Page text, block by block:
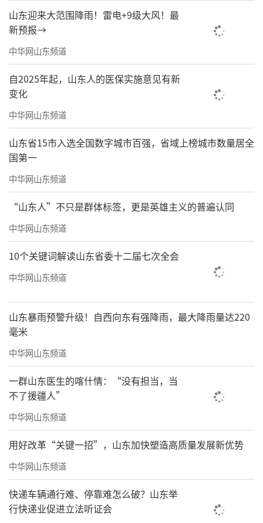
山东迎来大范围降雨！雷电+9级大风！最
新预报→
中华网山东频道
自2025年起，山东人的医保实施意见有新
变化
中华网山东频道
山东省15市入选全国数字城市百强，省域上榜城市数量居全
国第一
中华网山东频道
“山东人”不只是群体标签，更是英雄主义的普遍认同
中华网山东频道
10个关键词解读山东省委十二届七次全会
中华网山东频道
山东暴雨预警升级！自西向东有强降雨，最大降雨量达220
毫米
中华网山东频道
一群山东医生的喀什情：“没有担当，当
不了援疆人”
中华网山东频道
用好改革“关键一招”，山东加快塑造高质量发展新优势
中华网山东频道
快递车辆通行难、停靠难怎么破？山东举
行快递业促进立法听证会